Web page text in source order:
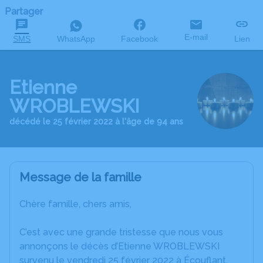
Partager
SMS WhatsApp Facebook E-mail Lien
Etienne
WROBLEWSKI
décédé le 25 février 2022 à l'âge de 94 ans
Message de la famille
Chère famille, chers amis,
C’est avec une grande tristesse que nous vous
annonçons le décès d’Etienne WROBLEWSKI
survenu le vendredi 25 février 2022 à Écouflant.